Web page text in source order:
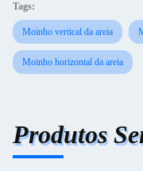
Tags:
Moinho vertical da areia
Moinho horizontal da areia
Produtos